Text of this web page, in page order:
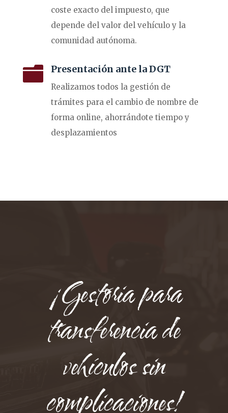
coste exacto del impuesto, que
depende del valor del vehículo y la
comunidad autónoma.
 Presentación ante la DGT
Realizamos todos la gestión de
trámites para el cambio de nombre de
forma online, ahorrándote tiempo y
desplazamientos
¡Gestoria para
transferencia de
vehículos sin
complicaciones!